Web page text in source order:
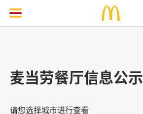
麦当劳餐厅信息公示
请您选择城市进行查看